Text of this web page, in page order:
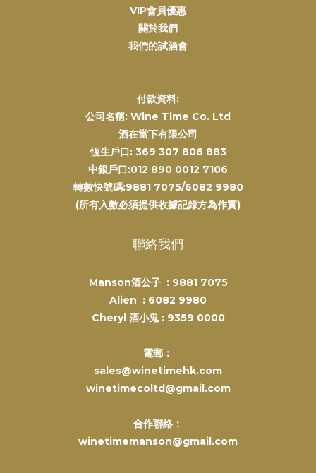
VIP會員優惠
關於我們
我們的試酒會
付款資料:
公司名稱: Wine Time Co. Ltd
酒在當下有限公司
恆生戶口: 369 307 806 883
中銀戶口:012 890 0012 7106
轉數快號碼:9881 7075/6082 9980
(所有入數必須提供收據記錄方為作實)
聯絡我們
Manson酒公子 : 9881 7075
Alien : 6082 9980
Cheryl 酒小鬼 : 9359 0000
電郵：
sales@winetimehk.com
winetimecoltd@gmail.com
合作聯絡：
winetimemanson@gmail.com